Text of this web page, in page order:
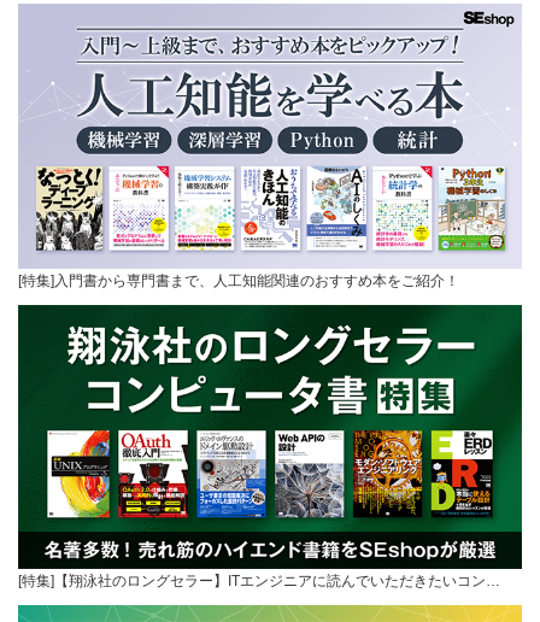
[特集]入門書から専門書まで、人工知能関連のおすすめ本をご紹介！
[特集]【翔泳社のロングセラー】ITエンジニアに読んでいただきたいコン…